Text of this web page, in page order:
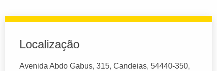
Localização
Avenida Abdo Gabus, 315, Candeias, 54440-350,